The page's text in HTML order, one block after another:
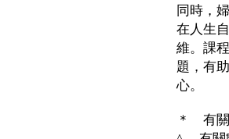
同時，
在人生
維。課
題，有
心。
＊ 有關